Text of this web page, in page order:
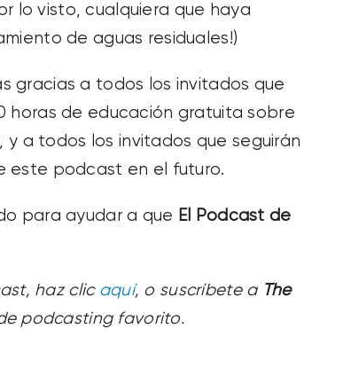
lo visto, cualquiera que haya
de aguas residuales!)
gracias a todos los invitados que
horas de educación gratuita sobre
y a todos los invitados que seguirán
este podcast en el futuro.
para ayudar a que El Podcast de
haz clic aquí, o suscríbete a The
podcasting favorito.